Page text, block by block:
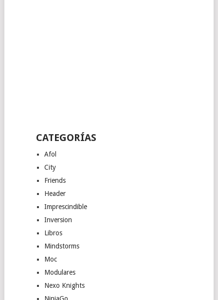
CATEGORÍAS
Afol
City
Friends
Header
Imprescindible
Inversion
Libros
Mindstorms
Moc
Modulares
Nexo Knights